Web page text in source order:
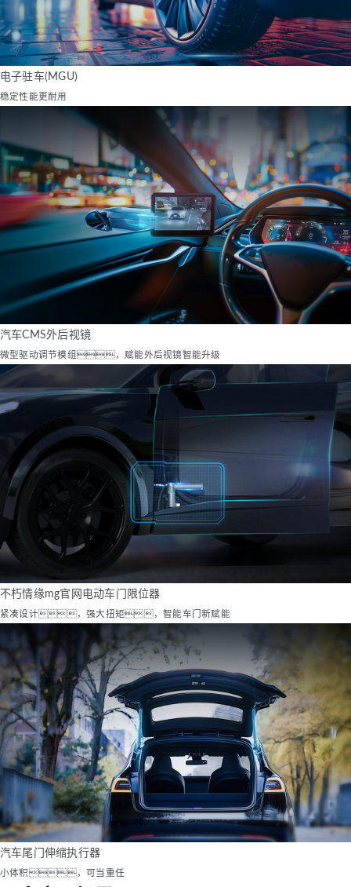
电子驻车(MGU)
稳定性能更耐用
汽车CMS外后视镜
微型驱动调节模组，赋能外后视镜智能升级
不朽情缘mg官网电动车门限位器
紧凑设计，强大扭矩，智能车门新赋能
汽车尾门伸缩执行器
小体积，可当重任